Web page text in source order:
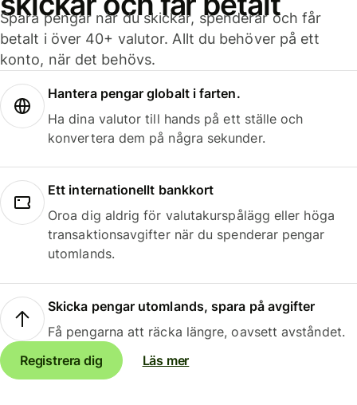
Spara pengar när du skickar, spenderar och får
betalt i över 40+ valutor. Allt du behöver på ett
konto, när det behövs.
Hantera pengar globalt i farten.
Ha dina valutor till hands på ett ställe och
konvertera dem på några sekunder.
Ett internationellt bankkort
Oroa dig aldrig för valutakurspålägg eller höga
transaktionsavgifter när du spenderar pengar
utomlands.
Skicka pengar utomlands, spara på avgifter
Få pengarna att räcka längre, oavsett avståndet.
Registrera dig
Läs mer